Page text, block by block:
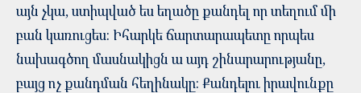
այն չկա, ստիպված ես եղածը քանդել որ տեղում մի
բան կառուցես: Իհարկե ճարտարապետը որպես
նախագծող մասնակիցն ա այդ շինարարությանը,
բայց ոչ քանդման հեղինակը: Քանդելու իրավունքը